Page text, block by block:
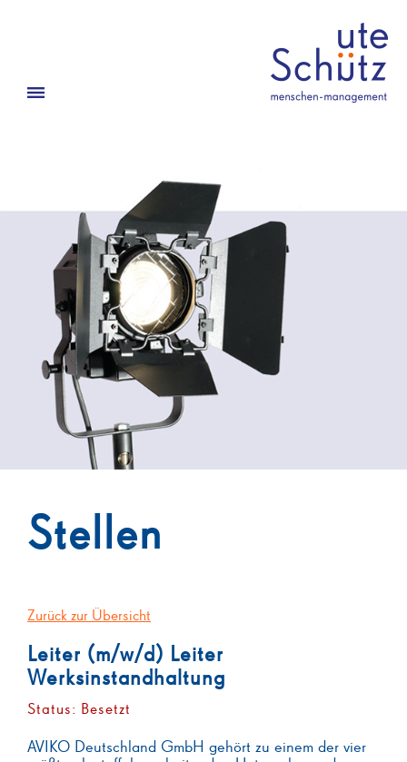
Stellen
Zurück zur Übersicht
Leiter (m/w/d) Leiter
Werksinstandhaltung
Status: Besetzt
AVIKO Deutschland GmbH gehört zu einem der vier